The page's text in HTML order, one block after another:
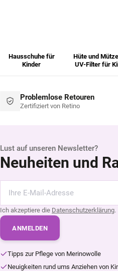
Hausschuhe für
Kinder
Hüte und
UV-Filter für
Problemlose Retouren
Zertifiziert von Retino
Lust auf unseren Newsletter?
Neuheiten und
Ich akzeptiere die Datenschutzerklärung.
ANMELDEN
Tipps zur Pflege von Merinowolle
Neuigkeiten rund ums Anziehen von